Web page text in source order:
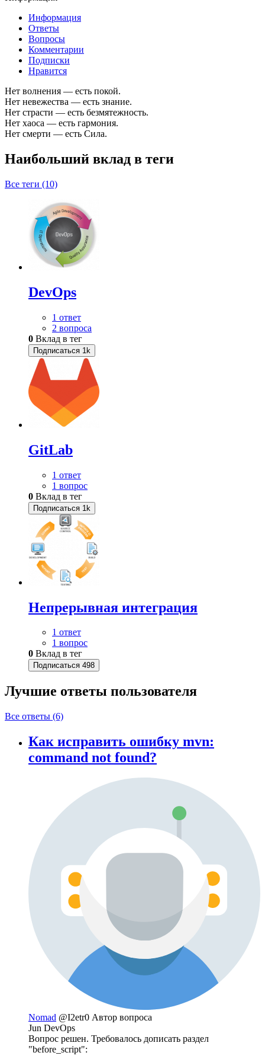
Информация
Ответы
Вопросы
Комментарии
Подписки
Нравится
Нет волнения — есть покой.
Нет невежества — есть знание.
Нет страсти — есть безмятежность.
Нет хаоса — есть гармония.
Нет смерти — есть Сила.
Наибольший вклад в теги
Все теги (10)
DevOps
1 ответ
2 вопроса
0 Вклад в тег
Подписаться 1k
GitLab
1 ответ
1 вопрос
0 Вклад в тег
Подписаться 1k
Непрерывная интеграция
1 ответ
1 вопрос
0 Вклад в тег
Подписаться 498
Лучшие ответы пользователя
Все ответы (6)
Как исправить ошибку mvn:
command not found?
Nomad @I2etr0 Автор вопроса
Jun DevOps
Вопрос решен. Требовалось дописать раздел
"before_script":